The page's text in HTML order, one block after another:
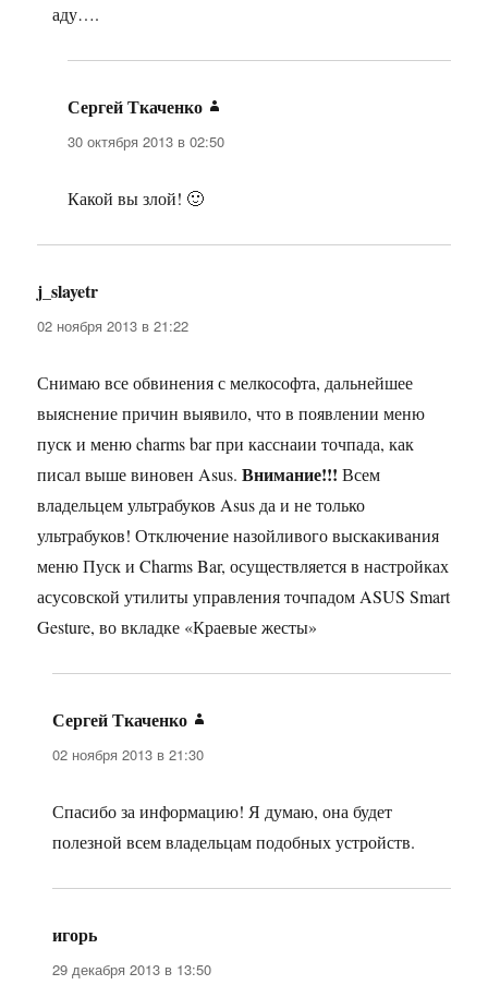
аду….
Сергей Ткаченко
30 октября 2013 в 02:50
Какой вы злой! 🙂
j_slayetr
02 ноября 2013 в 21:22
Снимаю все обвинения с мелкософта, дальнейшее
выяснение причин выявило, что в появлении меню
пуск и меню charms bar при касснаии точпада, как
писал выше виновен Asus.Внимание!!! Всем
владельцем ультрабуков Asus да и не только
ультрабуков! Отключение назойливого выскакивания
меню Пуск и Charms Bar, осуществляется в настройках
асусовской утилиты управления точпадом ASUS Smart
Gesture, во вкладке «Краевые жесты»
Сергей Ткаченко
02 ноября 2013 в 21:30
Спасибо за информацию! Я думаю, она будет
полезной всем владельцам подобных устройств.
игорь
29 декабря 2013 в 13:50